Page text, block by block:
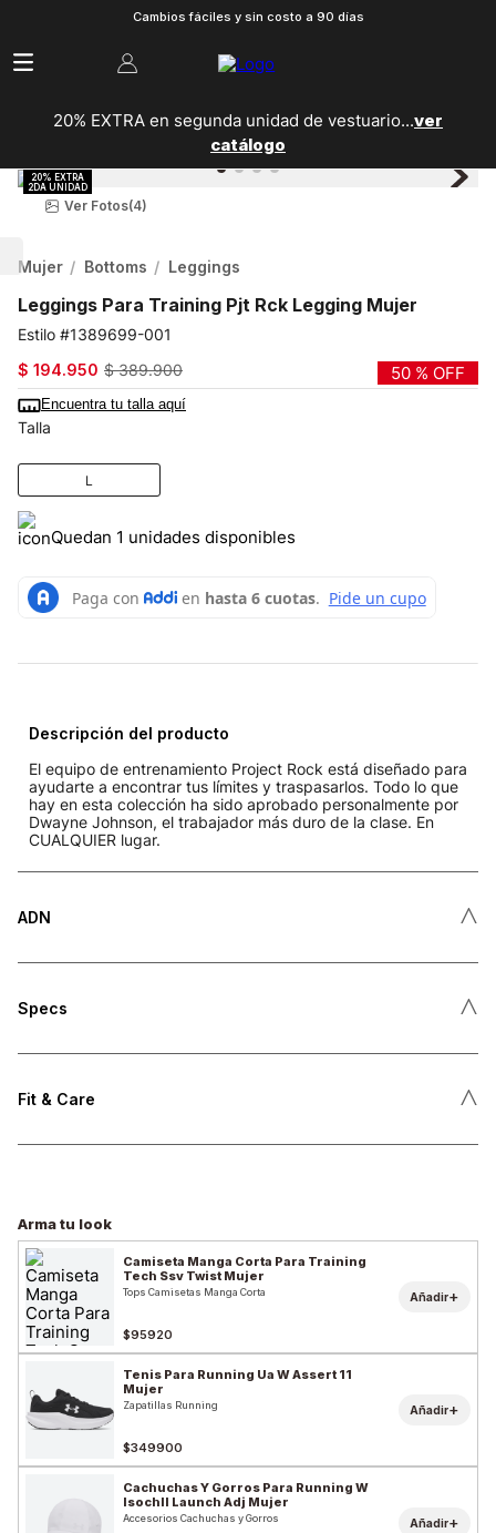
Cambios fáciles y sin costo a 90 días
20% EXTRA en segunda unidad de vestuario...ver
catálogo
Ver Fotos(4)
Mujer Bottoms Leggings
Leggings Para Training Pjt Rck Legging Mujer
1389699-001
$ 194.950 $ 389.900 50 % OFF
Encuentra tu talla aquí
Talla
L
Quedan 1 unidades disponibles
Descripción del producto
El equipo de entrenamiento Project Rock está diseñado para
ayudarte a encontrar tus límites y traspasarlos. Todo lo que
hay en esta colección ha sido aprobado personalmente por
Dwayne Johnson, el trabajador más duro de la clase. En
CUALQUIER lugar.
ADN ˄
Specs ˄
Fit & Care ˄
Arma tu look
Camiseta Manga Corta Para Training
Tech Ssv Twist Mujer
Tops Camisetas Manga Corta
$95920
Añadir+
Tenis Para Running Ua W Assert 11
Mujer
Zapatillas Running
$349900
Añadir+
Cachuchas Y Gorros Para Running W
Isochll Launch Adj Mujer
Accesorios Cachuchas y Gorros Añadir+